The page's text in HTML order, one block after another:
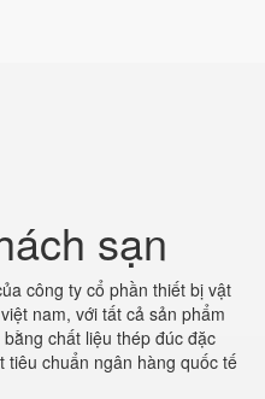
sạn
công ty cổ phần thiết bị vật
nam, với tất cả sản phẩm
chất liệu thép đúc đặc
tiêu chuẩn ngân hàng quốc tế